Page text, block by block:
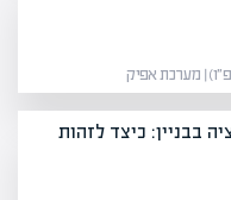
בבניין: כיצד לזהות